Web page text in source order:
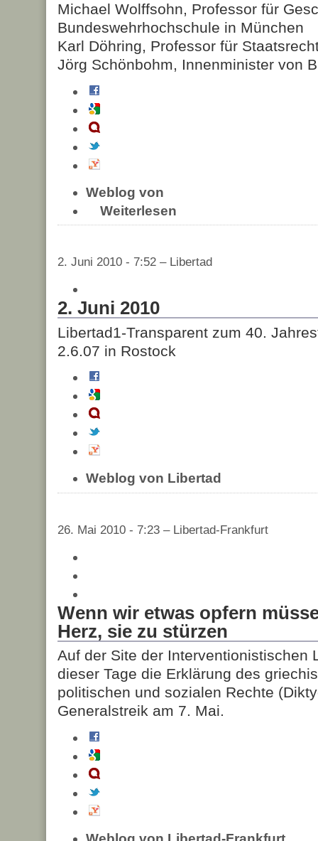
Michael Wolffsohn, Professor für
Bundeswehrhochschule in München
Karl Döhring, Professor für
Jörg Schönbohm, Innenminister von
Weblog von
Weiterlesen
2. Juni 2010 - 7:52 – Libertad
2. Juni 2010
Libertad1-Transparent zum 40.
2.6.07 in Rostock
Weblog von Libertad
26. Mai 2010 - 7:23 – Libertad-Frankfurt
Wenn wir etwas opfern
Herz, sie zu stürzen
Auf der Site der Interventionistischen
dieser Tage die Erklärung des
politischen und sozialen Rechte
Generalstreik am 7. Mai.